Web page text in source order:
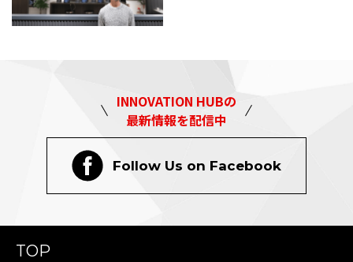
INNOVATION HUBの
最新情報を配信中
Follow Us on Facebook
TOP